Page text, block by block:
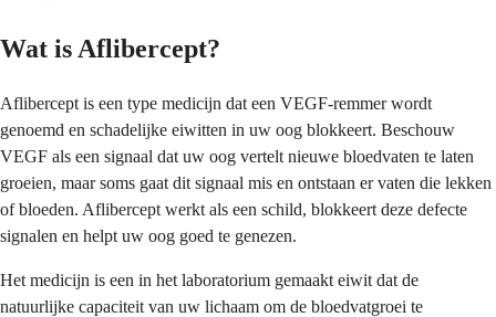
Wat is Aflibercept?
Aflibercept is een type medicijn dat een VEGF-remmer wordt
genoemd en schadelijke eiwitten in uw oog blokkeert. Beschouw
VEGF als een signaal dat uw oog vertelt nieuwe bloedvaten te laten
groeien, maar soms gaat dit signaal mis en ontstaan er vaten die lekken
of bloeden. Aflibercept werkt als een schild, blokkeert deze defecte
signalen en helpt uw oog goed te genezen.
Het medicijn is een in het laboratorium gemaakt eiwit dat de
natuurlijke capaciteit van uw lichaam om de bloedvatgroei te